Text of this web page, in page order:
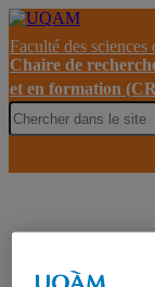
Faculté des sciences
Chaire de
et en formation